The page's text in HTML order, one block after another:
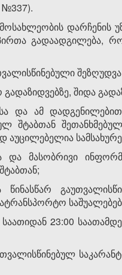
№337).
დარჩენის
გადაადგილება,
შიდა
და ამ
შტაბთან
აუცილებელია
და მასობრივი
წინასწარ
საათიდან 23:00